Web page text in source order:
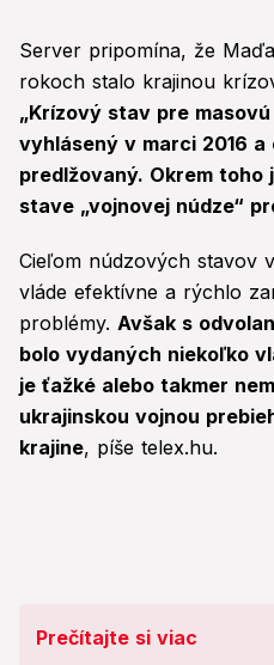
Server pripomína, že
rokoch stalo krajinou
„Krízový stav pre
vyhlásený v marci 2016
predlžovaný. Okrem toho
stave „vojnovej núdze“
Cieľom núdzových stavov
vláde efektívne a rýchlo
problémy. Avšak s
bolo vydaných niekoľko
je ťažké alebo takmer
ukrajinskou vojnou
krajine, píše telex.hu.
Prečítajte si viac